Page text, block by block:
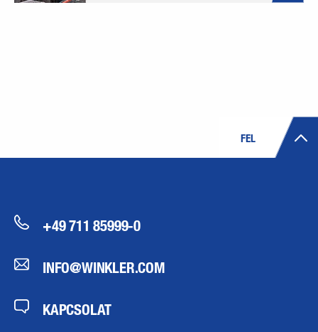
FEL
+49 711 85999-0
INFO@WINKLER.COM
KAPCSOLAT